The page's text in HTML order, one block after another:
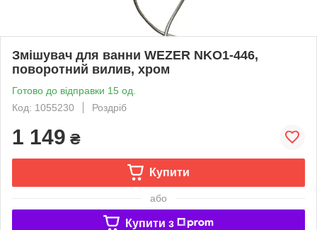
Змішувач для ванни WEZER NKO1-446,
поворотний вилив, хром
Готово до відправки 15 од.
Код: 1055230
Роздріб
1 149 ₴
Купити
або
Купити з